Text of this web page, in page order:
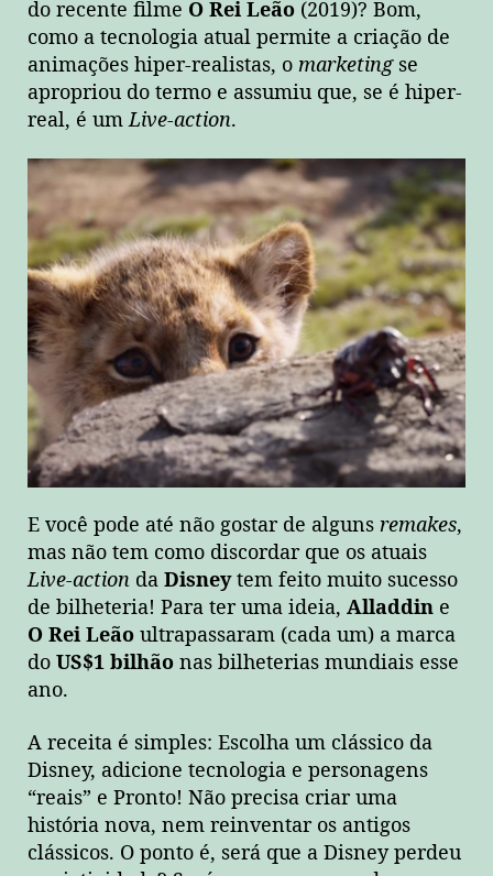
do recente filme O Rei Leão (2019)? Bom,
como a tecnologia atual permite a criação de
animações hiper-realistas, o marketingse
apropriou do termo e assumiu que, se é hiper-
real, é umLive-action.
E você pode até não gostar de alguns remakes,
mas não tem como discordar que os atuais
Live-action da Disneytem feito muito sucesso
de bilheteria! Para ter uma ideia, Alladdin e
O Rei Leão ultrapassaram (cada um) a marca
do US$1 bilhão nas bilheterias mundiais esse
ano.
A receita é simples: Escolha um clássico da
Disney, adicione tecnologia e personagens
“reais” e Pronto! Não precisa criar uma
história nova, nem reinventar os antigos
clássicos. O ponto é, será que a Disney perdeu